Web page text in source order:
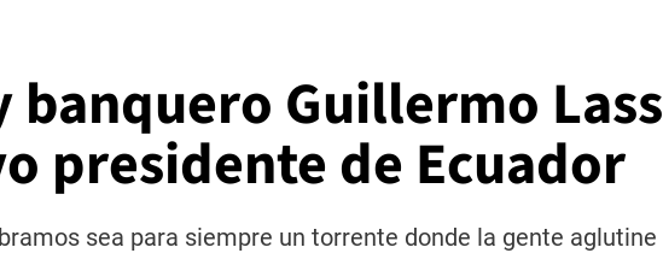
banquero Guillermo
presidente de Ecuador
sea para siempre un torrente donde la gente aglutine